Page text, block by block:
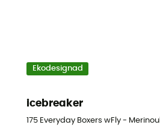
Ekodesignad
icebreaker
175 Everyday Boxers wFly -